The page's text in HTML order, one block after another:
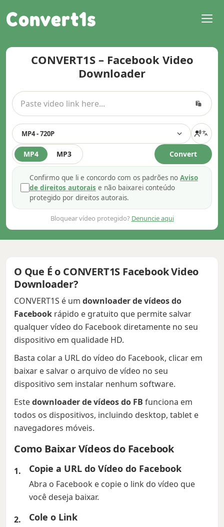
Convert1s
CONVERT1S – Facebook Video
Downloader
MP4 MP3
MP4 - 720P
Convert
Confirmo que li e concordo com os padrões no Aviso
de direitos autorais e não baixarei conteúdo
protegido por direitos autorais.
Bloquear vídeo protegido? Denuncie aqui
O Que É o CONVERT1S Facebook Video
Downloader?
CONVERT1S é um downloader de vídeos do
Facebook rápido e gratuito que permite salvar
qualquer vídeo do Facebook diretamente no seu
dispositivo em qualidade HD.
Basta colar a URL do vídeo do Facebook, clicar em
baixar e salvar o arquivo de vídeo no seu
dispositivo sem instalar nenhum software.
Estedownloader de vídeos do FB funciona em
todos os dispositivos, incluindo desktop, tablet e
navegadores móveis.
Como Baixar Vídeos do Facebook
Copie a URL do Vídeo do Facebook
Abra o Facebook e copie o link do vídeo que
você deseja baixar.
Cole o Link